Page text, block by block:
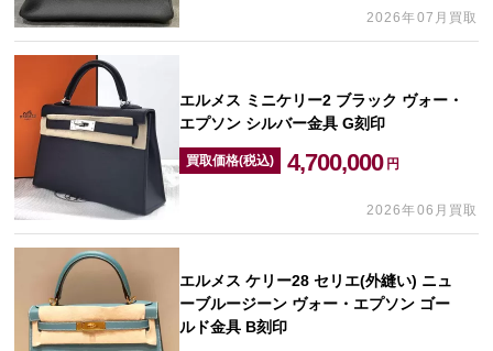
2026年07月買取
エルメス ミニケリー2 ブラック ヴォー・
エプソン シルバー金具 G刻印
買取価格(税込) 4,700,000 円
2026年06月買取
エルメス ケリー28 セリエ(外縫い) ニュ
ーブルージーン ヴォー・エプソン ゴー
ルド金具 B刻印